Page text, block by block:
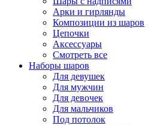
Арки и гирлянды
Композиции из шаров
Цепочки
Аксессуары
Смотреть все
Наборы шаров
Для девушек
Для мужчин
Для девочек
Для мальчиков
Под потолок